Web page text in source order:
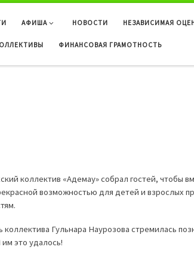
АФИША НОВОСТИ НЕЗАВИСИМАЯ
ФИНАНСОВАЯ ГРАМОТНОСТЬ
коллектив «Адемау» собрал гостей, чтобы
возможностью для детей и взрослых
Гульнара Наурозова стремилась
это удалось!